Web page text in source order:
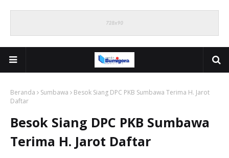
Beranda Sumbawa
Besok Siang DPC PKB Sumbawa Terima H. Jarot
Daftar
Besok Siang DPC PKB Sumbawa
Terima H. Jarot Daftar